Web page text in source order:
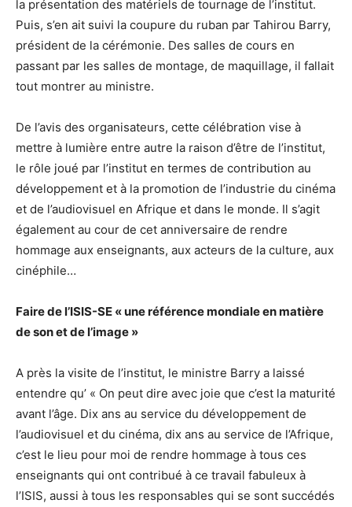
la présentation des matériels de tournage de l’institut.
Puis, s’en ait suivi la coupure du ruban par Tahirou Barry,
président de la cérémonie. Des salles de cours en
passant par les salles de montage, de maquillage, il fallait
tout montrer au ministre.
De l’avis des organisateurs, cette célébration vise à
mettre à lumière entre autre la raison d’être de l’institut,
le rôle joué par l’institut en termes de contribution au
développement et à la promotion de l’industrie du cinéma
et de l’audiovisuel en Afrique et dans le monde. Il s’agit
également au cour de cet anniversaire de rendre
hommage aux enseignants, aux acteurs de la culture, aux
cinéphile…
Faire de l’ISIS-SE « une référence mondiale en matière
de son et de l’image »
A près la visite de l’institut, le ministre Barry a laissé
entendre qu’ « On peut dire avec joie que c’est la maturité
avant l’âge. Dix ans au service du développement de
l’audiovisuel et du cinéma, dix ans au service de l’Afrique,
c’est le lieu pour moi de rendre hommage à tous ces
enseignants qui ont contribué à ce travail fabuleux à
l’ISIS, aussi à tous les responsables qui se sont succédés